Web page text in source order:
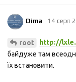
Dima 14 серп
root http://
байдуже там
їх встановити.